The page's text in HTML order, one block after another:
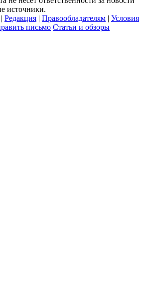
источники.
| Редакция | Правообладателям | Условия
письмо Статьи и обзоры